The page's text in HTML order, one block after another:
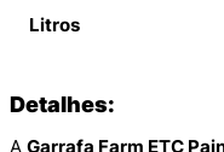
Litros
Detalhes:
A Garrafa Farm ETC